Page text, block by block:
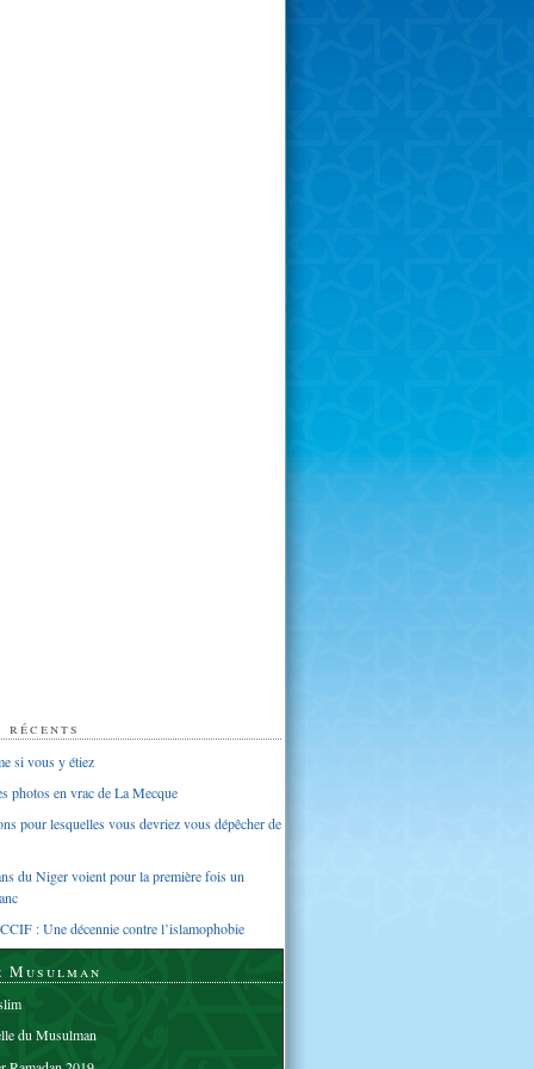
si vous y étiez
photos en vrac de La Mecque
pour lesquelles vous devriez vous dépêcher de
du Niger voient pour la première fois un
: Une décennie contre l’islamophobie
Musulman
du Musulman